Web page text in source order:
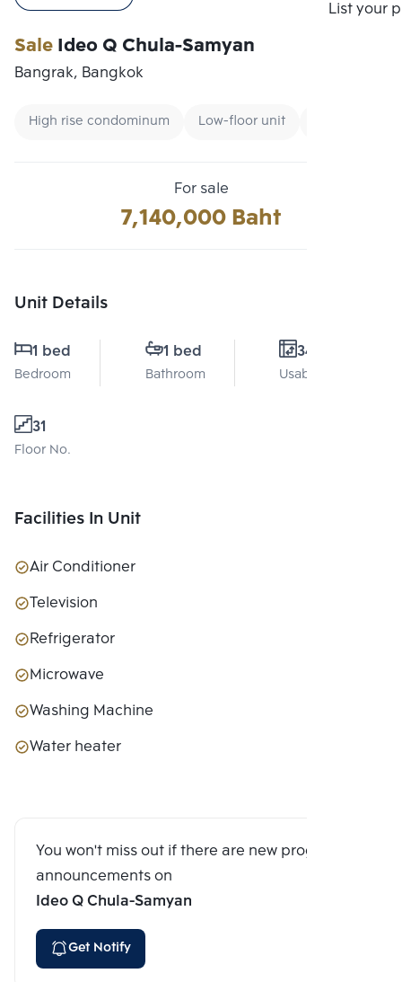
List your
SaleIdeo Q Chula-Samyan
Bangrak, Bangkok
High rise condominum Low-floor unit
For sale
7,140,000 Baht
Unit Details
1 bed
Bedroom
1 bed
Bathroom
34 Sq.m.
Usable area
31
Floor No.
Facilities In Unit
Air Conditioner
Television
Refrigerator
Microwave
Washing Machine
Water heater
You won't miss out if there are new program
announcements on
Ideo Q Chula-Samyan
Get Notify